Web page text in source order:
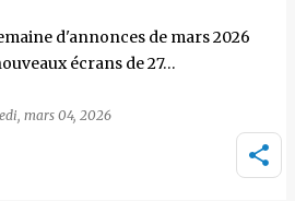
d'annonces de mars 2026
écrans de 27…
mars 04, 2026